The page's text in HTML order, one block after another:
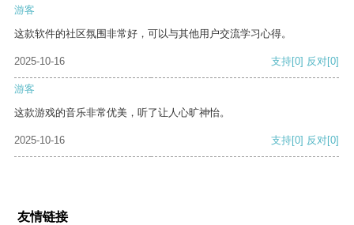
游客
这款软件的社区氛围非常好，可以与其他用户交流学习心得。
2025-10-16 支持[0] 反对[0]
游客
这款游戏的音乐非常优美，听了让人心旷神怡。
2025-10-16 支持[0] 反对[0]
友情链接